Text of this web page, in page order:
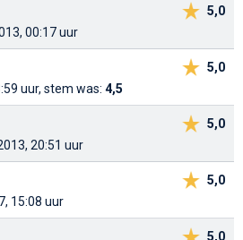
5,0
00:17 uur
5,0
uur, stem was: 4,5
5,0
20:51 uur
5,0
15:08 uur
5,0